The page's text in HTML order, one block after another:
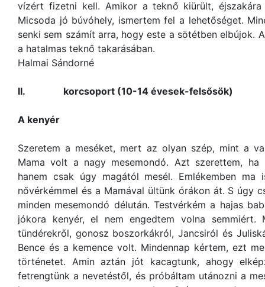
vízért fizetni kell. Amikor a teknő kiürült,
Micsoda jó búvóhely, ismertem fel a lehetőséget.
senki sem számít arra, hogy este a sötétben elbújok.
a hatalmas teknő takarásában.
Halmai Sándorné
II. korcsoport (10-14 évesek-felsősök)
A kenyér
Szeretem a meséket, mert az olyan szép, mint a
Mama volt a nagy mesemondó. Azt szerettem, ha
hanem csak úgy magától mesél. Emlékemben
nővérkémmel és a Mamával ültünk órákon át. S úgy
minden mesemondó délután. Testvérkém a hajas
jókora kenyér, el nem engedtem volna
tündérekről, gonosz boszorkákról, Jancsiról és
Bence és a kemence volt. Mindennap kértem, ezt
történetet. Amin aztán jót kacagtunk, ahogy
fetrengtünk a nevetéstől, és próbáltam utánozni a